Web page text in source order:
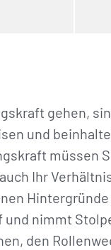
gehen,
und
müssen
Ihr
Hintergründe
und nimmt
den